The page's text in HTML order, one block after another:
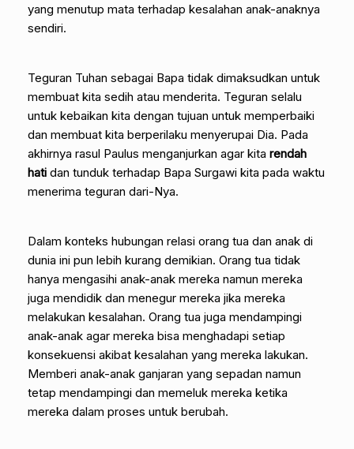
yang menutup mata terhadap kesalahan anak-anaknya
sendiri.
Teguran Tuhan sebagai Bapa tidak dimaksudkan untuk
membuat kita sedih atau menderita. Teguran selalu
untuk kebaikan kita dengan tujuan untuk memperbaiki
dan membuat kita berperilaku menyerupai Dia. Pada
akhirnya rasul Paulus menganjurkan agar kita rendah
hati dan tunduk terhadap Bapa Surgawi kita pada waktu
menerima teguran dari-Nya.
Dalam konteks hubungan relasi orang tua dan anak di
dunia ini pun lebih kurang demikian. Orang tua tidak
hanya mengasihi anak-anak mereka namun mereka
juga mendidik dan menegur mereka jika mereka
melakukan kesalahan. Orang tua juga mendampingi
anak-anak agar mereka bisa menghadapi setiap
konsekuensi akibat kesalahan yang mereka lakukan.
Memberi anak-anak ganjaran yang sepadan namun
tetap mendampingi dan memeluk mereka ketika
mereka dalam proses untuk berubah.